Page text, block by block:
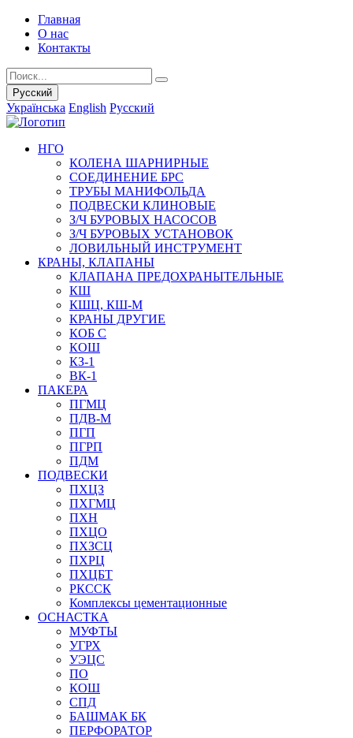
Главная
О нас
Контакты
Русский
Українська English Русский
НГО
КОЛЕНА ШАРНИРНЫЕ
СОЕДИНЕНИЕ БРС
ТРУБЫ МАНИФОЛЬДА
ПОДВЕСКИ КЛИНОВЫЕ
З/Ч БУРОВЫХ НАСОСОВ
З/Ч БУРОВЫХ УСТАНОВОК
ЛОВИЛЬНЫЙ ИНСТРУМЕНТ
КРАНЫ, КЛАПАНЫ
КЛАПАНА ПРЕДОХРАНЫТЕЛЬНЫЕ
КШ
КШЦ, КШ-М
КРАНЫ ДРУГИЕ
КОБ С
КОШ
КЗ-1
ВК-1
ПАКЕРА
ПГМЦ
ПДВ-М
ПГП
ПГРП
ПДМ
ПОДВЕСКИ
ПХЦЗ
ПХГМЦ
ПХН
ПХЦО
ПХЗСЦ
ПХРЦ
ПХЦБТ
РКССК
Комплексы цементационные
ОСНАСТКА
МУФТЫ
УГРХ
УЭЦС
ПО
КОШ
СПД
БАШМАК БК
ПЕРФОРАТОР